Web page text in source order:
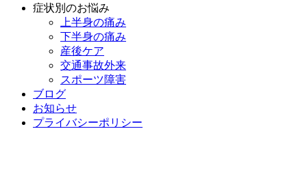
症状別のお悩み
上半身の痛み
下半身の痛み
産後ケア
交通事故外来
スポーツ障害
ブログ
お知らせ
プライバシーポリシー